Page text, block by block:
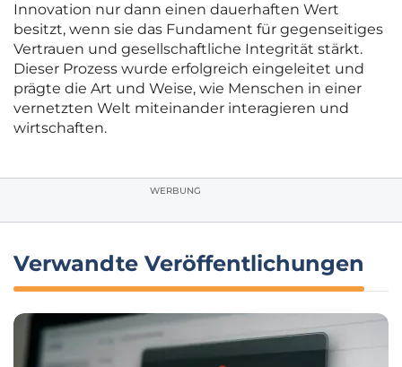
Innovation nur dann einen dauerhaften Wert
besitzt, wenn sie das Fundament für gegenseitiges
Vertrauen und gesellschaftliche Integrität stärkt.
Dieser Prozess wurde erfolgreich eingeleitet und
prägte die Art und Weise, wie Menschen in einer
vernetzten Welt miteinander interagieren und
wirtschaften.
WERBUNG
Verwandte Veröffentlichungen